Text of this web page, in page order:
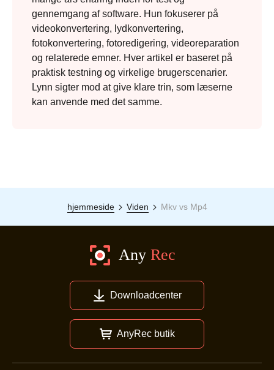
gennemgang af software. Hun fokuserer på
videokonvertering, lydkonvertering,
fotokonvertering, fotoredigering, videoreparation
og relaterede emner. Hver artikel er baseret på
praktisk testning og virkelige brugerscenarier.
Lynn sigter mod at give klare trin, som læserne
kan anvende med det samme.
hjemmeside Viden Mkv vs Mp4
Downloadcenter
AnyRec butik